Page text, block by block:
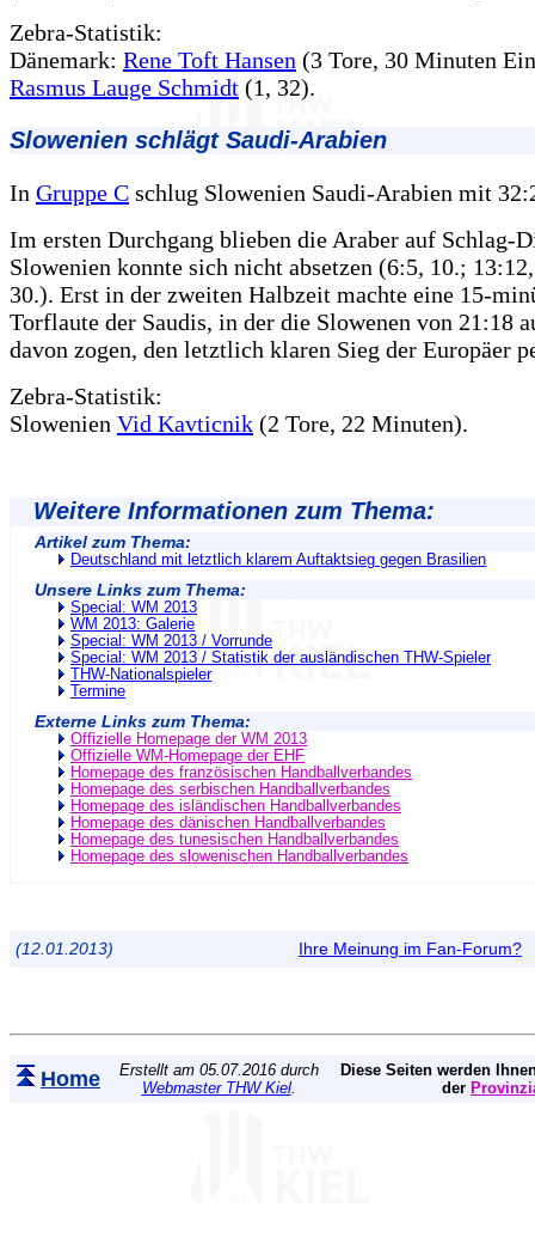
Zebra-Statistik:
Dänemark: Rene Toft Hansen (3 Tore, 30 Minuten
Rasmus Lauge Schmidt (1, 32).
Slowenien schlägt Saudi-Arabien
In Gruppe C schlug Slowenien Saudi-Arabien mit
Im ersten Durchgang blieben die Araber auf Schlag-
Slowenien konnte sich nicht absetzen (6:5, 10.;
30.). Erst in der zweiten Halbzeit machte eine 15-
Torflaute der Saudis, in der die Slowenen von 21:18
davon zogen, den letztlich klaren Sieg der Europäer
Zebra-Statistik:
Slowenien Vid Kavticnik (2 Tore, 22 Minuten).
Weitere Informationen zum Thema:
Artikel zum Thema:
Deutschland mit letztlich klarem Auftaktsieg gegen Brasilien
Unsere Links zum Thema:
Special: WM 2013
WM 2013: Galerie
Special: WM 2013 / Vorrunde
Special: WM 2013 / Statistik der ausländischen THW-Spieler
THW-Nationalspieler
Termine
Externe Links zum Thema:
Offizielle Homepage der WM 2013
Offizielle WM-Homepage der EHF
Homepage des französischen Handballverbandes
Homepage des serbischen Handballverbandes
Homepage des isländischen Handballverbandes
Homepage des dänischen Handballverbandes
Homepage des tunesischen Handballverbandes
Homepage des slowenischen Handballverbandes
(12.01.2013) Ihre Meinung im Fan-Forum?
Home
Erstellt am 05.07.2016 durch
Webmaster THW Kiel.
Diese Seiten werden
der